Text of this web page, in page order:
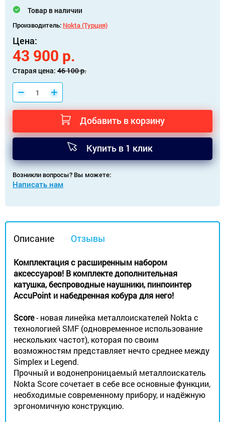
Товар в наличии
Производитель: Nokta (Турция)
Цена:
43 900 р.
Старая цена: 46 100 р.
Добавить в корзину
Купить в 1 клик
Возникли вопросы? Вы можете:
Написать нам
Описание Отзывы
Комплектация с расширенным набором
аксессуаров! В комплекте дополнительная
катушка, беспроводные наушники, пинпоинтер
AccuPoint и набедренная кобура для него!
Score- новая линейка металлоискателей Nokta с
технологией SMF (одновременное использование
нескольких частот), которая по своим
возможностям представляет нечто среднее между
Simplex и Legend.
Прочный и водонепроницаемый металлоискатель
Nokta Score сочетает в себе все основные функции,
необходимые современному прибору, и надёжную
эргономичную конструкцию.